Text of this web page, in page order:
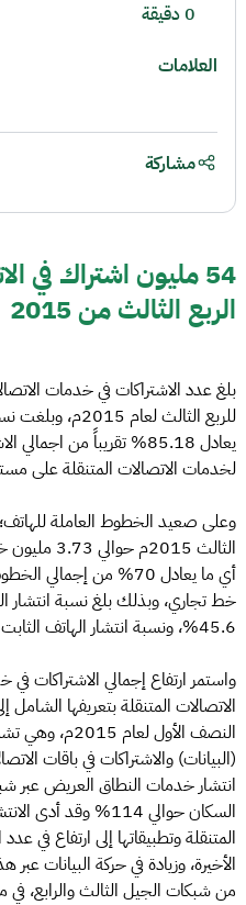
54 مليون اشتراك في
الربع الثالث من 2015
للربع الثالث
يعادل 85.18% تقريباً من
لخدمات الاتصالات المتنقلة على مستوى
وعلى صعيد الخطوط العاملة للهاتف؛
خط تجاري، وبذلك بلغ نسبة انتشار
45.6%، ونسبة انتشار الهاتف الثابت بالنسبة للسكان تساوي 12% تقريباً.
واستمر ارتفاع إجمالي الاشتراكات
النصف الأول
(البيانات) والاشتراكات في باقات
انتشار خدمات النطاق العريض عبر
السكان حوالي 114%
المتنقلة وتطبيقاتها إلى ارتفاع في
الأخيرة، وزيادة في حركة البيانات
من شبكات الجيل الثالث والرابع،
0 دقيقة
العلامات
مشاركة